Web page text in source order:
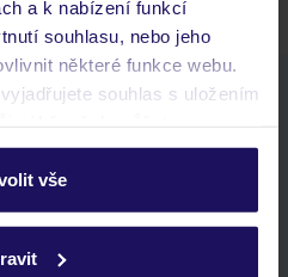
a k nabízení funkcí
souhlasu, nebo jeho
některé funkce webu.
souhlas s uložením
cookie naleznete v
vše
aplikaci TUI
a možnost jejich sdílení
zobrazené nabídky
o tvé rezervaci v myTUI